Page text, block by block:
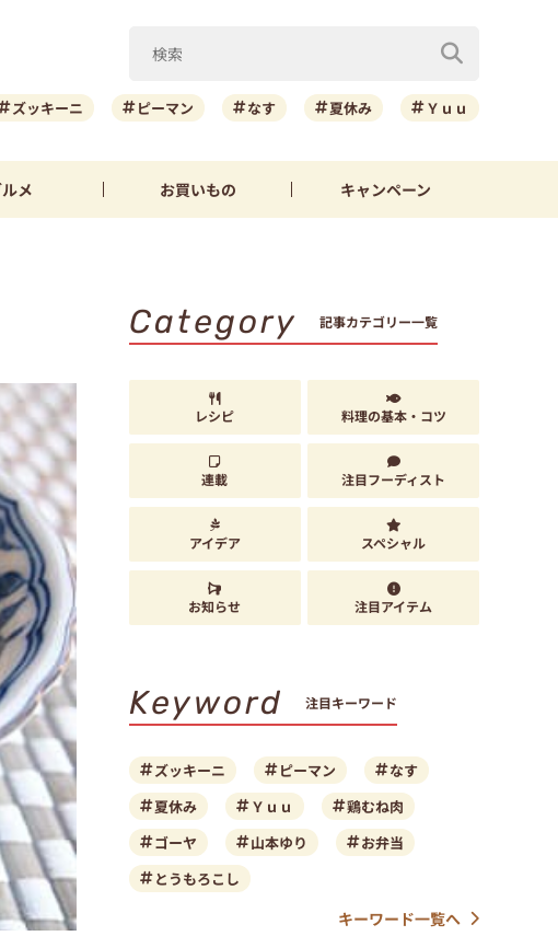
ズッキーニ ピーマン なす 夏休み Ｙｕｕ
メ お買いもの キャンペーン
Category 記事カテゴリー一覧
レシピ 料理の基本・コツ
連載 注目フーディスト
アイデア スペシャル
お知らせ 注目アイテム
Keyword 注目キーワード
ズッキーニ ピーマン
なす
夏休み
Ｙｕｕ
鶏むね肉
ゴーヤ
山本ゆり
お弁当
とうもろこし
キーワード一覧へ